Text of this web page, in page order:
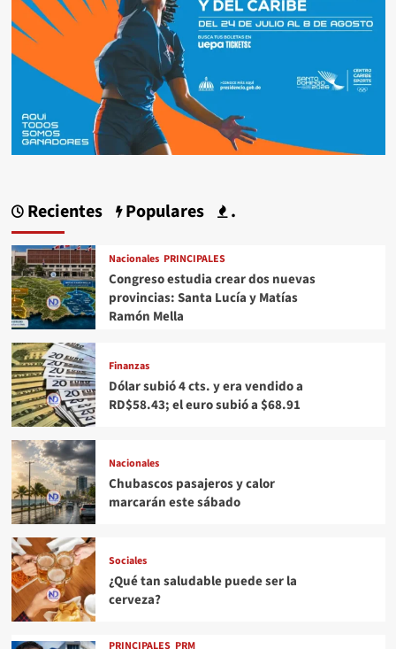
Recientes Populares .
Nacionales PRINCIPALES
Congreso estudia crear dos nuevas
provincias: Santa Lucía y Matías
Ramón Mella
Finanzas
Dólar subió 4 cts. y era vendido a
RD$58.43; el euro subió a $68.91
Nacionales
Chubascos pasajeros y calor
marcarán este sábado
Sociales
¿Qué tan saludable puede ser la
cerveza?
PRINCIPALES PRM